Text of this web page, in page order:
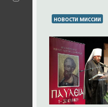
новости миссии